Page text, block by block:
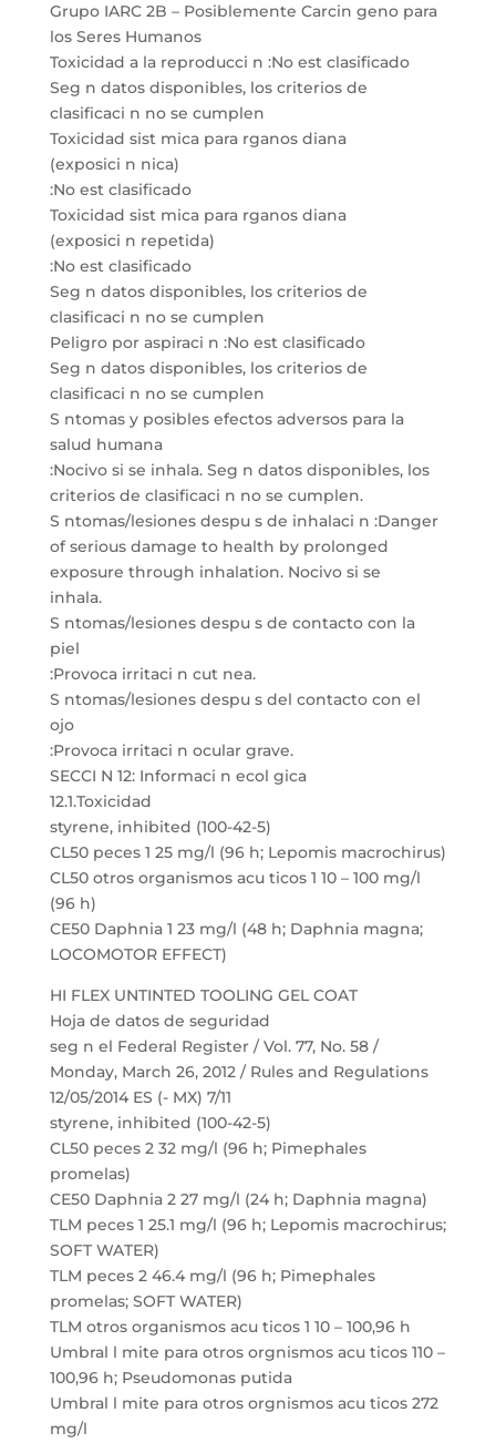
Grupo IARC 2B – Posiblemente Carcin geno para
los Seres Humanos
Toxicidad a la reproducci n :No est clasificado
Seg n datos disponibles, los criterios de
clasificaci n no se cumplen
Toxicidad sist mica para rganos diana
(exposici n nica)
:No est clasificado
Toxicidad sist mica para rganos diana
(exposici n repetida)
:No est clasificado
Seg n datos disponibles, los criterios de
clasificaci n no se cumplen
Peligro por aspiraci n :No est clasificado
Seg n datos disponibles, los criterios de
clasificaci n no se cumplen
S ntomas y posibles efectos adversos para la
salud humana
:Nocivo si se inhala. Seg n datos disponibles, los
criterios de clasificaci n no se cumplen.
S ntomas/lesiones despu s de inhalaci n :Danger
of serious damage to health by prolonged
exposure through inhalation. Nocivo si se
inhala.
S ntomas/lesiones despu s de contacto con la
piel
:Provoca irritaci n cut nea.
S ntomas/lesiones despu s del contacto con el
ojo
:Provoca irritaci n ocular grave.
SECCI N 12: Informaci n ecol gica
12.1.Toxicidad
styrene, inhibited (100-42-5)
CL50 peces 1 25 mg/l (96 h; Lepomis macrochirus)
CL50 otros organismos acu ticos 1 10 – 100 mg/l
(96 h)
CE50 Daphnia 1 23 mg/l (48 h; Daphnia magna;
LOCOMOTOR EFFECT)
HI FLEX UNTINTED TOOLING GEL COAT
Hoja de datos de seguridad
seg n el Federal Register / Vol. 77, No. 58 /
Monday, March 26, 2012 / Rules and Regulations
12/05/2014 ES (- MX) 7/11
styrene, inhibited (100-42-5)
CL50 peces 2 32 mg/l (96 h; Pimephales
promelas)
CE50 Daphnia 2 27 mg/l (24 h; Daphnia magna)
TLM peces 1 25.1 mg/l (96 h; Lepomis macrochirus;
SOFT WATER)
TLM peces 2 46.4 mg/l (96 h; Pimephales
promelas; SOFT WATER)
TLM otros organismos acu ticos 1 10 – 100,96 h
Umbral l mite para otros orgnismos acu ticos 110 –
100,96 h; Pseudomonas putida
Umbral l mite para otros orgnismos acu ticos 272
mg/l